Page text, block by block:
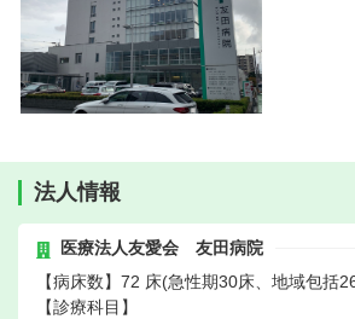
法人情報
医療法人友愛会 友田病院
【病床数】72 床(急性期30床、地域包括
【診療科目】